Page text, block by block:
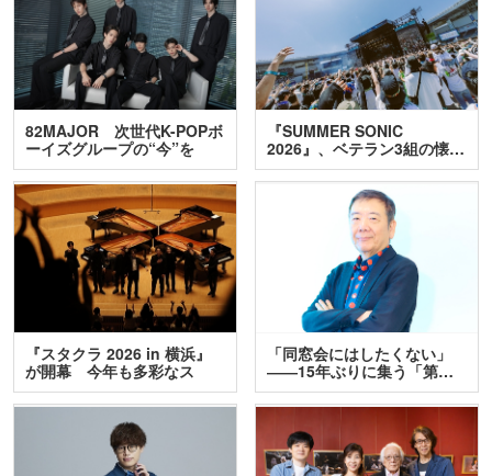
82MAJOR 次世代K-POPボ
ーイズグループの“今”を
訊…
『SUMMER SONIC
2026』、ベテラン3組の懐…
『スタクラ 2026 in 横浜』
が開幕 今年も多彩なス
テ…
「同窓会にはしたくない」
――15年ぶりに集う「第…